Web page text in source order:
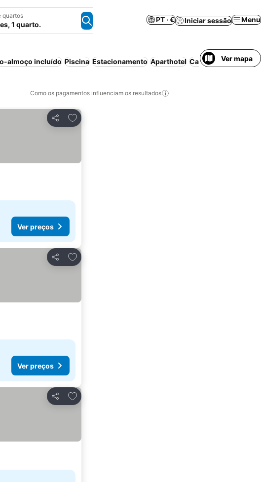
quartos
1 quarto.
PT · € Iniciar sessão Menu
almoço incluído Piscina Estacionamento Aparthotel Cancelamento
Ver mapa
Como os pagamentos influenciam os resultados
Partilhar
Adicionar aos favoritos
Ver preços
Partilhar
Adicionar aos favoritos
Ver preços
Partilhar
Adicionar aos favoritos